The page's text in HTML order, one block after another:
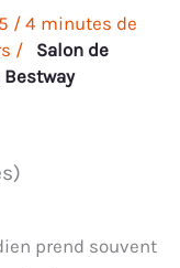
/ 4 minutes de
/
Salon de
Bestway
prend souvent